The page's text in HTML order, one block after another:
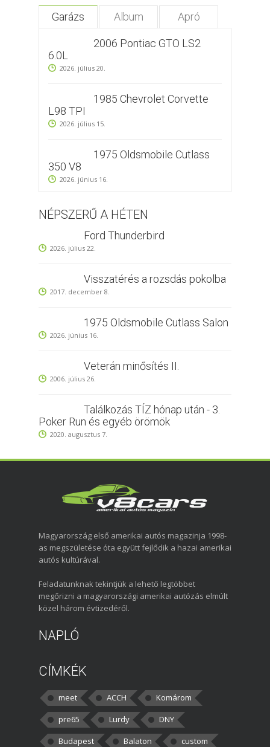
Garázs Album Apró
2006 Pontiac GTO LS2
6.0L
2026. július 20.
1985 Chevrolet Corvette
L98 TPI
2026. július 15.
1975 Oldsmobile Cutlass
350 V8
2026. június 16.
NÉPSZERŰ A HÉTEN
Ford Thunderbird
2026. július 22.
Visszatérés a rozsdás pokolba
2017. december 8.
1975 Oldsmobile Cutlass Salon
2026. június 16.
Veterán minősítés II.
2006. július 26.
Találkozás TÍZ hónap után - 3.
Poker Run és egyéb örömök
2020. augusztus 7.
Magyarország első amerikai autós magazinja 1998-
as megszületése óta együtt fejlődik a hazai amerikai
autós kultúrával.
Feladatunknak tekintjük a lehető legtöbbet
megőrizni a magyarországi amerikai autózás elmúlt
közel három évtizedéről.
NAPLÓ
CÍMKÉK
meet ACCH
Komárom
pre65
Lurdy
DNY
Budapest
Balaton custom